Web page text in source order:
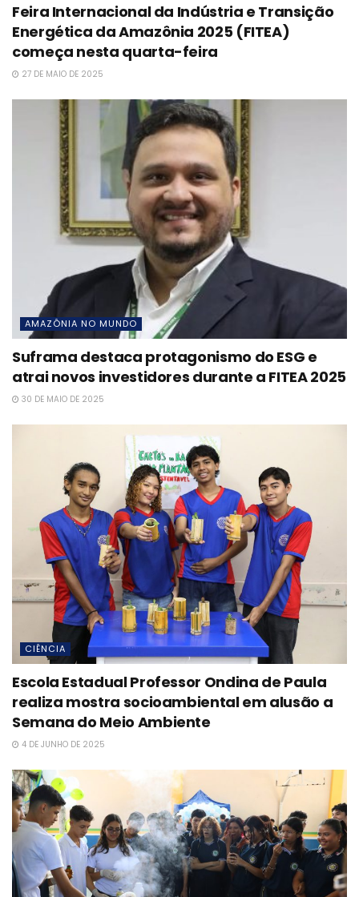
Feira Internacional da Indústria e Transição
Energética da Amazônia 2025 (FITEA)
começa nesta quarta-feira
27 DE MAIO DE 2025
AMAZÔNIA NO MUNDO
Suframa destaca protagonismo do ESG e
atrai novos investidores durante a FITEA 2025
30 DE MAIO DE 2025
CIÊNCIA
Escola Estadual Professor Ondina de Paula
realiza mostra socioambiental em alusão a
Semana do Meio Ambiente
4 DE JUNHO DE 2025